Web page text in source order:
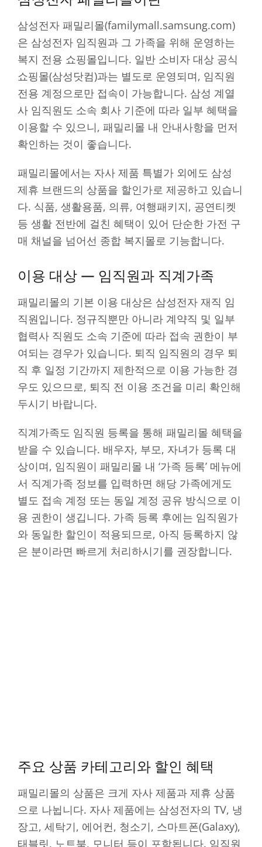
삼성전자 패밀리몰(familymall.samsung.com)
은 삼성전자 임직원과 그 가족을 위해 운영하는
복지 전용 쇼핑몰입니다. 일반 소비자 대상 공식
쇼핑몰(삼성닷컴)과는 별도로 운영되며, 임직원
전용 계정으로만 접속이 가능합니다. 삼성 계열
사 임직원도 소속 회사 기준에 따라 일부 혜택을
이용할 수 있으니, 패밀리몰 내 안내사항을 먼저
확인하는 것이 좋습니다.
패밀리몰에서는 자사 제품 특별가 외에도 삼성
제휴 브랜드의 상품을 할인가로 제공하고 있습니
다. 식품, 생활용품, 의류, 여행패키지, 공연티켓
등 생활 전반에 걸친 혜택이 있어 단순한 가전 구
매 채널을 넘어선 종합 복지몰로 기능합니다.
이용 대상 — 임직원과 직계가족
패밀리몰의 기본 이용 대상은 삼성전자 재직 임
직원입니다. 정규직뿐만 아니라 계약직 및 일부
협력사 직원도 소속 기준에 따라 접속 권한이 부
여되는 경우가 있습니다. 퇴직 임직원의 경우 퇴
직 후 일정 기간까지 제한적으로 이용 가능한 경
우도 있으므로, 퇴직 전 이용 조건을 미리 확인해
두시기 바랍니다.
직계가족도 임직원 등록을 통해 패밀리몰 혜택을
받을 수 있습니다. 배우자, 부모, 자녀가 등록 대
상이며, 임직원이 패밀리몰 내 ‘가족 등록’ 메뉴에
서 직계가족 정보를 입력하면 해당 가족에게도
별도 접속 계정 또는 동일 계정 공유 방식으로 이
용 권한이 생깁니다. 가족 등록 후에는 임직원가
와 동일한 할인이 적용되므로, 아직 등록하지 않
은 분이라면 빠르게 처리하시기를 권장합니다.
주요 상품 카테고리와 할인 혜택
패밀리몰의 상품은 크게 자사 제품과 제휴 상품
으로 나뉩니다. 자사 제품에는 삼성전자의 TV, 냉
장고, 세탁기, 에어컨, 청소기, 스마트폰(Galaxy),
태블릿, 노트북, 모니터 등이 포함됩니다. 임직원